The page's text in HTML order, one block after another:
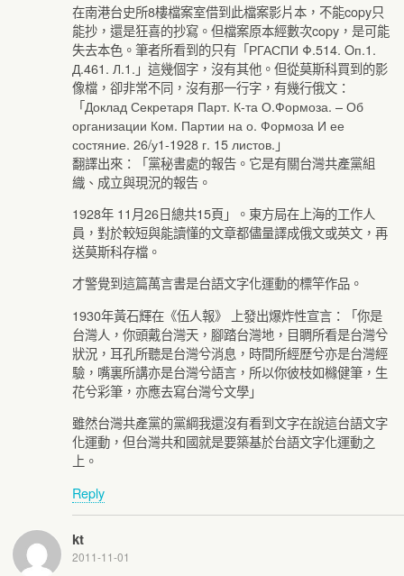
在南港台史所8樓檔案室借到此檔案影片本，不能copy只
能抄，還是狂喜的抄寫。但檔案原本經數次copy，是可能
失去本色。筆者所看到的只有「РГАСПИ Φ.514. Οп.1.
Д.461. Л.1.」這幾個字，沒有其他。但從莫斯科買到的影
像檔，卻非常不同，沒有那一行字，有幾行俄文：
「Доклад Секретаря Парт. К-та О.Формоза. – Об
организации Ком. Партии на о. Формоза И ее
состяние. 26/у1-1928 г. 15 листов.」
翻譯出來：「黨秘書處的報告。它是有關台灣共產黨組
織、成立與現況的報告。
1928年 11月26日總共15頁」。東方局在上海的工作人
員，對於較短與能讀懂的文章都儘量譯成俄文或英文，再
送莫斯科存檔。
才警覺到這篇萬言書是台語文字化運動的標竿作品。
1930年黃石輝在《伍人報》 上發出爆炸性宣言：「你是
台灣人，你頭戴台灣天，腳踏台灣地，目睭所看是台灣兮
狀況，耳孔所聽是台灣兮消息，時間所經歷兮亦是台灣經
驗，嘴裏所講亦是台灣兮語言，所以你彼枝如櫞健筆，生
花兮彩筆，亦應去寫台灣兮文學」
雖然台灣共產黨的黨綱我還沒有看到文字在說這台語文字
化運動，但台灣共和國就是要築基於台語文字化運動之
上。
Reply
kt
2011-11-01